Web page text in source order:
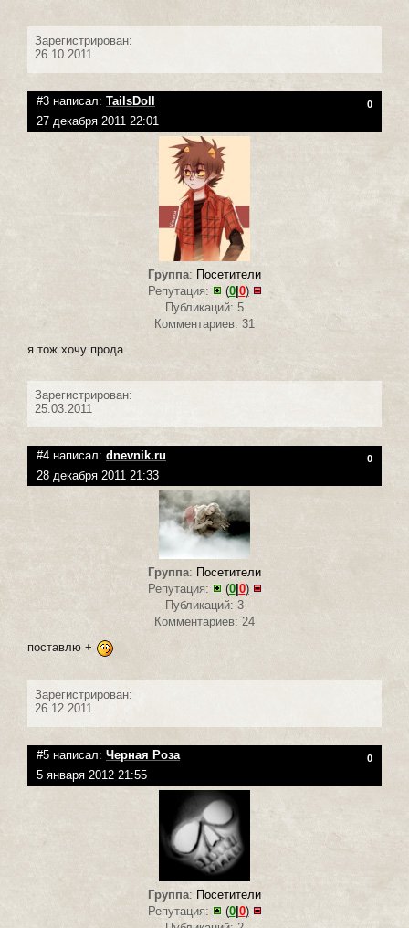
Зарегистрирован:
26.10.2011
#3 написал: TailsDoll 0
27 декабря 2011 22:01
Группа: Посетители
Репутация:
(0| 0)
Публикаций: 5
Комментариев: 31
я тож хочу прода.
Зарегистрирован:
25.03.2011
#4 написал: dnevnik.ru 0
28 декабря 2011 21:33
Группа: Посетители
Репутация:
(0|0)
Публикаций: 3
Комментариев: 24
поставлю +
Зарегистрирован:
26.12.2011
#5 написал: Черная Роза 0
5 января 2012 21:55
Группа: Посетители
Репутация:
(0|0)